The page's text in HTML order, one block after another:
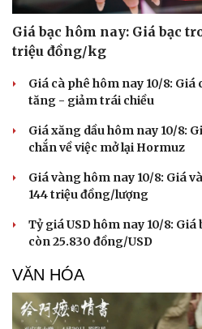
Giá bạc hôm nay: Giá bạc
triệu đồng/kg
Giá cà phê hôm nay 10/8:
tăng - giảm trái chiều
Giá xăng dầu hôm nay 10/8:
chắn về việc mở lại Hormuz
Giá vàng hôm nay 10/8: Giá
144 triệu đồng/lượng
Tỷ giá USD hôm nay 10/8:
còn 25.830 đồng/USD
VĂN HÓA